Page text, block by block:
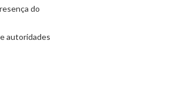
do
autoridades